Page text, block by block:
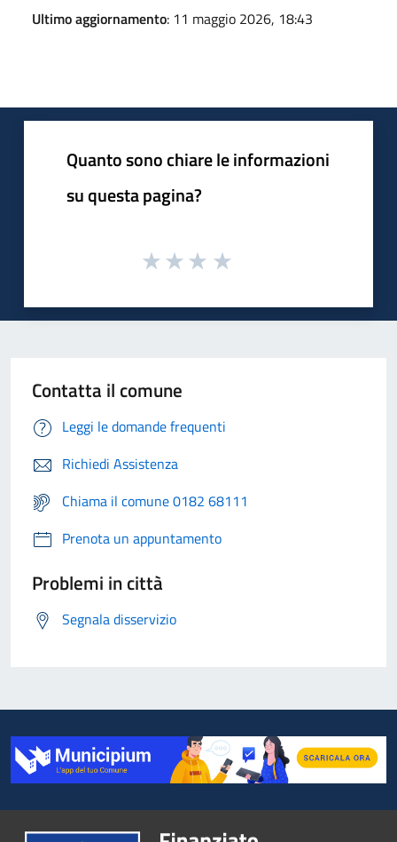
Ultimo aggiornamento: 11 maggio 2026, 18:43
Quanto sono chiare le informazioni
su questa pagina?
Contatta il comune
Leggi le domande frequenti
Richiedi Assistenza
Chiama il comune 0182 68111
Prenota un appuntamento
Problemi in città
Segnala disservizio